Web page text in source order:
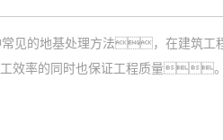
常见的地基处理方法，在建筑
效率的同时也保证工程质量